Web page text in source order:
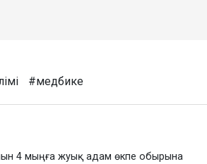
#медбике
4 мыңға жуық адам өкпе обырына